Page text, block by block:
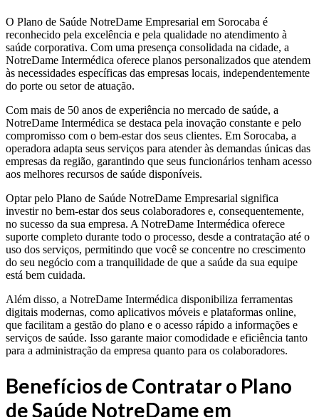
O Plano de Saúde NotreDame Empresarial em Sorocaba é
reconhecido pela excelência e pela qualidade no atendimento à
saúde corporativa. Com uma presença consolidada na cidade, a
NotreDame Intermédica oferece planos personalizados que atendem
às necessidades específicas das empresas locais, independentemente
do porte ou setor de atuação.
Com mais de 50 anos de experiência no mercado de saúde, a
NotreDame Intermédica se destaca pela inovação constante e pelo
compromisso com o bem-estar dos seus clientes. Em Sorocaba, a
operadora adapta seus serviços para atender às demandas únicas das
empresas da região, garantindo que seus funcionários tenham acesso
aos melhores recursos de saúde disponíveis.
Optar pelo Plano de Saúde NotreDame Empresarial significa
investir no bem-estar dos seus colaboradores e, consequentemente,
no sucesso da sua empresa. A NotreDame Intermédica oferece
suporte completo durante todo o processo, desde a contratação até o
uso dos serviços, permitindo que você se concentre no crescimento
do seu negócio com a tranquilidade de que a saúde da sua equipe
está bem cuidada.
Além disso, a NotreDame Intermédica disponibiliza ferramentas
digitais modernas, como aplicativos móveis e plataformas online,
que facilitam a gestão do plano e o acesso rápido a informações e
serviços de saúde. Isso garante maior comodidade e eficiência tanto
para a administração da empresa quanto para os colaboradores.
Benefícios de Contratar o Plano
de Saúde NotreDame em